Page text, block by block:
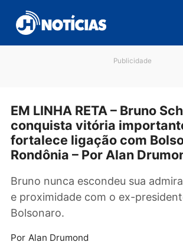
para
conteúdo
EM LINHA RETA – Bruno
conquista vitória
fortalece ligação com
Bruno nunca escondeu sua
e proximidade com o ex-
Bolsonaro.